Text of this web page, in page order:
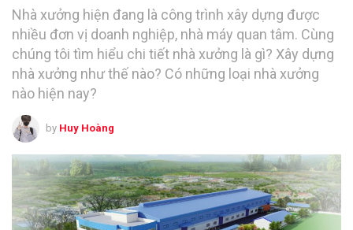
Nhà xưởng hiện đang là công trình xây dựng được
nhiều đơn vị doanh nghiệp, nhà máy quan tâm. Cùng
chúng tôi tìm hiểu chi tiết nhà xưởng là gì? Xây dựng
nhà xưởng như thế nào? Có những loại nhà xưởng
nào hiện nay?
by Huy Hoàng